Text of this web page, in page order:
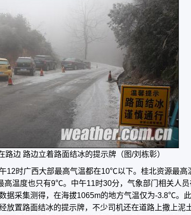
路边 路边立着路面结冰的提示牌（图/刘栋彰）
12时广西大部最高气温都在10℃以下。桂北资源最高
高温度也只有9℃。中午11时30分，气象部门相关人员
据采集测得，在海拔1065m的地方气温仅为-3.8℃。
放置路面结冰的提示牌，不少司机还在道路上撒上泥